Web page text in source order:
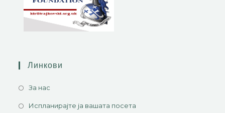
Линкови
За нас
Испланирајте ја вашата посета